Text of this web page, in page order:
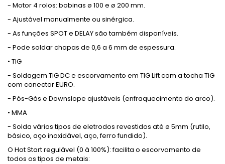
- Motor 4 rolos: bobinas ø 100 e ø 200 mm.
- Ajustável manualmente ou sinérgica.
- As funções SPOT e DELAY são também disponíveis.
- Pode soldar chapas de 0,6 a 6 mm de espessura.
• TIG
- Soldagem TIG DC e escorvamento em TIG Lift com a tocha TIG
com conector EURO.
- Pós-Gás e Downslope ajustáveis (enfraquecimento do arco).
• MMA
- Solda vários tipos de eletrodos revestidos até ø 5mm (rutilo,
básico, aço inoxidável, aço, ferro fundido).
O Hot Start regulável (0 à 100%): facilita o escorvamento de
todos os tipos de metais: